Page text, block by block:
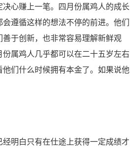
心赚上一笔。四月份属鸡人的成长
遵循这样的想法不停的前进。他们
于创新，也非常容易理解新鲜观
属鸡人几乎都可以在二十五岁左右
们什么时候拥有本金了。如果说他
明白只有在仕途上获得一定成绩才